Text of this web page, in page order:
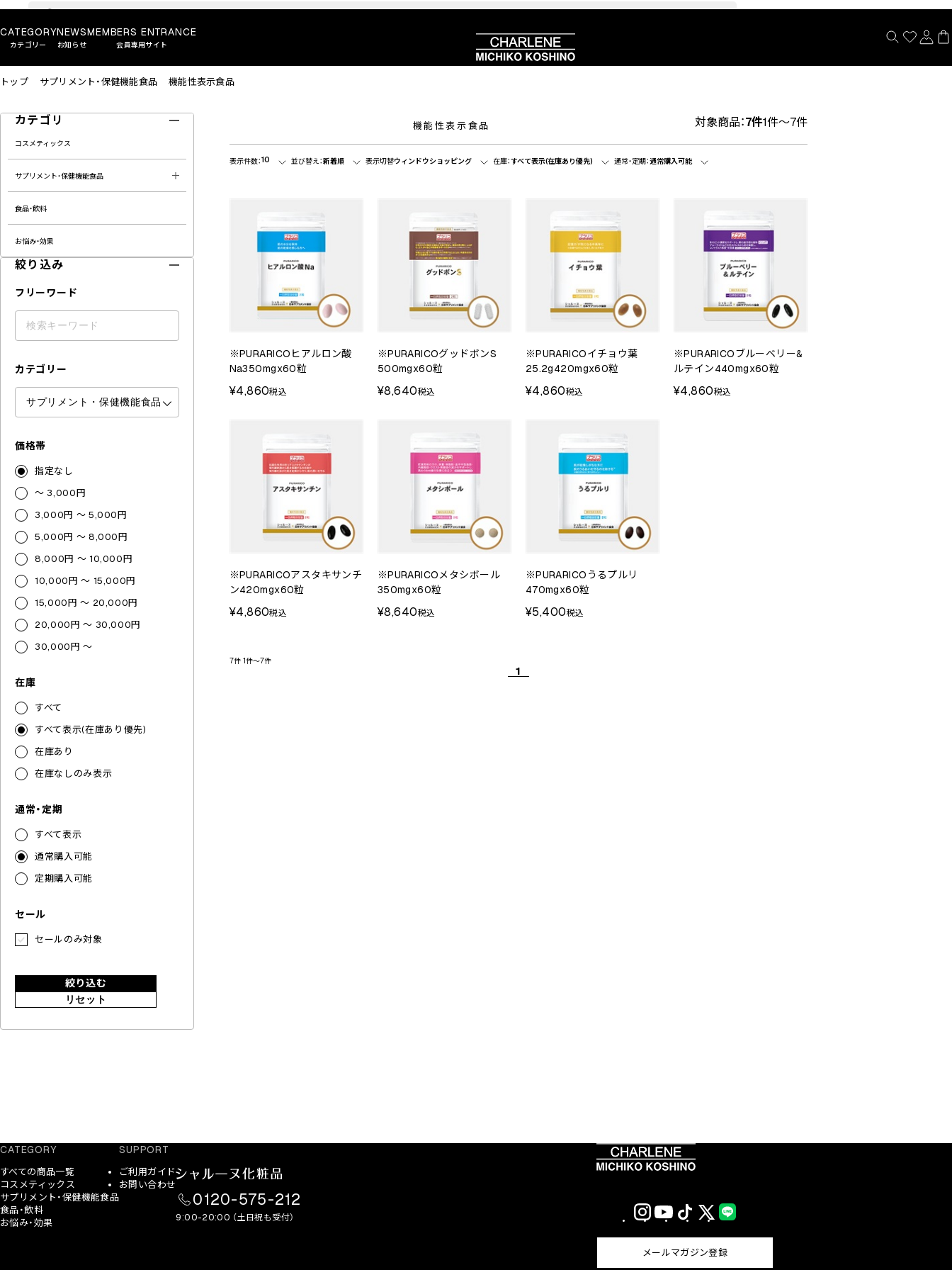
CATEGORY
カテゴリー
NEWS
お知らせ
MEMBERS ENTRANCE
会員専用サイト
トップ サプリメント・保健機能食品 機能性表示食品
カテゴリ
コスメティックス
サプリメント・保健機能食品
食品・飲料
お悩み・効果
絞り込み
フリーワード
カテゴリー
価格帯
指定なし
～ 3,000円
3,000円 ～ 5,000円
5,000円 ～ 8,000円
8,000円 ～ 10,000円
10,000円 ～ 15,000円
15,000円 ～ 20,000円
20,000円 ～ 30,000円
30,000円 ～
在庫
すべて
すべて表示(在庫あり優先)
在庫あり
在庫なしのみ表示
通常・定期
すべて表示
通常購入可能
定期購入可能
セール
セールのみ対象
絞り込む
リセット
機能性表示食品 対象商品：7件1件～7件
表示件数：10 並び替え：新着順 表示切替ウィンドウショッピング 在庫：すべて表示(在庫あり優先) 通常・定期：通常購入可能
※PURARICOヒアルロン酸
Na350mgx60粒
¥4,860税込
※PURARICOグッドボンS
500mgx60粒
¥8,640税込
※PURARICOイチョウ葉
25.2g420mgx60粒
¥4,860税込
※PURARICOブルーベリー&
ルテイン440mgx60粒
¥4,860税込
※PURARICOアスタキサンチ
ン420mgx60粒
¥4,860税込
※PURARICOメタシボール
350mgx60粒
¥8,640税込
※PURARICOうるプルリ
470mgx60粒
¥5,400税込
7件 1件～7件
1
CATEGORY
すべての商品一覧
コスメティックス
サプリメント・保健機能食品
食品・飲料
お悩み・効果
SUPPORT
ご利用ガイド
お問い合わせ
0120-575-212
9:00-20:00 （土日祝も受付）
InstagramYouTubeTikTok X
(Twitter)
メールマガジン登録